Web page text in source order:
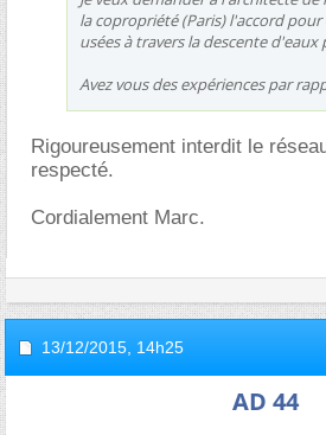
la copropriété (Paris) l'accord pour
usées à travers la descente d'eaux
Avez vous des expériences par
Rigoureusement interdit le
respecté.
Cordialement Marc.
13/12/2015, 14h25
AD 44